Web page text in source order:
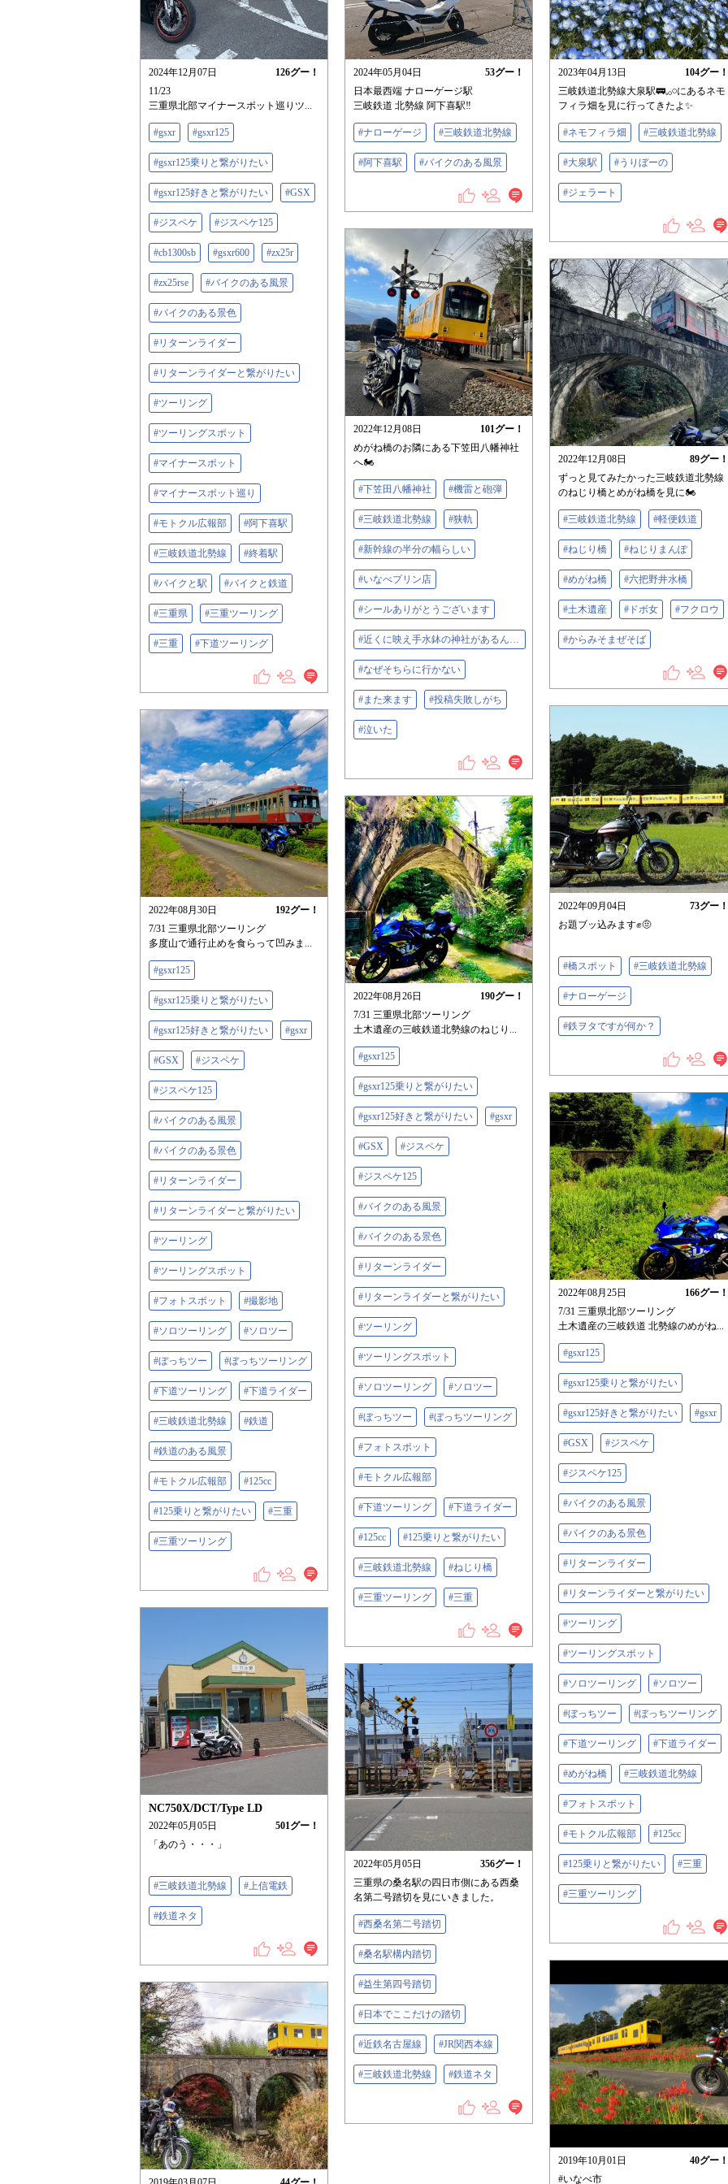
2024年12月07日 126グー！
11/23
三重県北部マイナースポット巡りツ...
#gsxr #gsxr125
#gsxr125乗りと繋がりたい
#gsxr125好きと繋がりたい #GSX
#ジスペケ #ジスペケ125
#cb1300sb #gsxr600 #zx25r
#zx25rse #バイクのある風景
#バイクのある景色
#リターンライダー
#リターンライダーと繋がりたい
#ツーリング
#ツーリングスポット
#マイナースポット
#マイナースポット巡り
#モトクル広報部 #阿下喜駅
#三岐鉄道北勢線 #終着駅
#バイクと駅 #バイクと鉄道
#三重県 #三重ツーリング
#三重 #下道ツーリング
2024年05月04日 53グー！
日本最西端 ナローゲージ駅
三岐鉄道 北勢線 阿下喜駅‼
#ナローゲージ #三岐鉄道北勢線
#阿下喜駅 #バイクのある風景
2023年04月13日 104グー！
三岐鉄道北勢線大泉駅🚃𓈒𓂂𓏸にあるネモ
フィラ畑を見に行ってきたよ✨️
#ネモフィラ畑 #三岐鉄道北勢線
#大泉駅 #うりぼーの
#ジェラート
2022年12月08日 101グー！
めがね橋のお隣にある下笠田八幡神社
へ🏍
#下笠田八幡神社 #機雷と砲弾
#三岐鉄道北勢線 #狭軌
#新幹線の半分の幅らしい
#いなべプリン店
#シールありがとうございます
#近くに映え手水鉢の神社があるんですが
#なぜそちらに行かない
#また来ます #投稿失敗しがち
#泣いた
2022年12月08日 89グー！
ずっと見てみたかった三岐鉄道北勢線
のねじり橋とめがね橋を見に🏍
#三岐鉄道北勢線 #軽便鉄道
#ねじり橋 #ねじりまんぽ
#めがね橋 #六把野井水橋
#土木遺産 #ドボ女 #フクロウ
#からみそまぜそば
2022年09月04日 73グー！
お題ブッ込みます✊🤨
#橋スポット #三岐鉄道北勢線
#ナローゲージ
#鉄ヲタですが何か？
2022年08月30日 192グー！
7/31 三重県北部ツーリング
多度山で通行止めを食らって凹みま...
#gsxr125
#gsxr125乗りと繋がりたい
#gsxr125好きと繋がりたい #gsxr
#GSX #ジスペケ
#ジスペケ125
#バイクのある風景
#バイクのある景色
#リターンライダー
#リターンライダーと繋がりたい
#ツーリング
#ツーリングスポット
#フォトスポット #撮影地
#ソロツーリング #ソロツー
#ぼっちツー #ぼっちツーリング
#下道ツーリング #下道ライダー
#三岐鉄道北勢線 #鉄道
#鉄道のある風景
#モトクル広報部 #125cc
#125乗りと繋がりたい #三重
#三重ツーリング
2022年08月26日 190グー！
7/31 三重県北部ツーリング
土木遺産の三岐鉄道北勢線のねじり...
#gsxr125
#gsxr125乗りと繋がりたい
#gsxr125好きと繋がりたい #gsxr
#GSX #ジスペケ
#ジスペケ125
#バイクのある風景
#バイクのある景色
#リターンライダー
#リターンライダーと繋がりたい
#ツーリング
#ツーリングスポット
#ソロツーリング #ソロツー
#ぼっちツー #ぼっちツーリング
#フォトスポット
#モトクル広報部
#下道ツーリング #下道ライダー
#125cc #125乗りと繋がりたい
#三岐鉄道北勢線 #ねじり橋
#三重ツーリング #三重
2022年08月25日 166グー！
7/31 三重県北部ツーリング
土木遺産の三岐鉄道 北勢線のめがね...
#gsxr125
#gsxr125乗りと繋がりたい
#gsxr125好きと繋がりたい #gsxr
#GSX #ジスペケ
#ジスペケ125
#バイクのある風景
#バイクのある景色
#リターンライダー
#リターンライダーと繋がりたい
#ツーリング
#ツーリングスポット
#ソロツーリング #ソロツー
#ぼっちツー #ぼっちツーリング
#下道ツーリング #下道ライダー
#めがね橋 #三岐鉄道北勢線
#フォトスポット
#モトクル広報部 #125cc
#125乗りと繋がりたい #三重
#三重ツーリング
NC750X/DCT/Type LD
2022年05月05日 501グー！
「あのう・・・」
#三岐鉄道北勢線 #上信電鉄
#鉄道ネタ
2022年05月05日 356グー！
三重県の桑名駅の四日市側にある西桑
名第二号踏切を見にいきました。
#西桑名第二号踏切
#桑名駅構内踏切
#益生第四号踏切
#日本でここだけの踏切
#近鉄名古屋線 #JR関西本線
#三岐鉄道北勢線 #鉄道ネタ
2019年10月01日 40グー！
#いなべ市